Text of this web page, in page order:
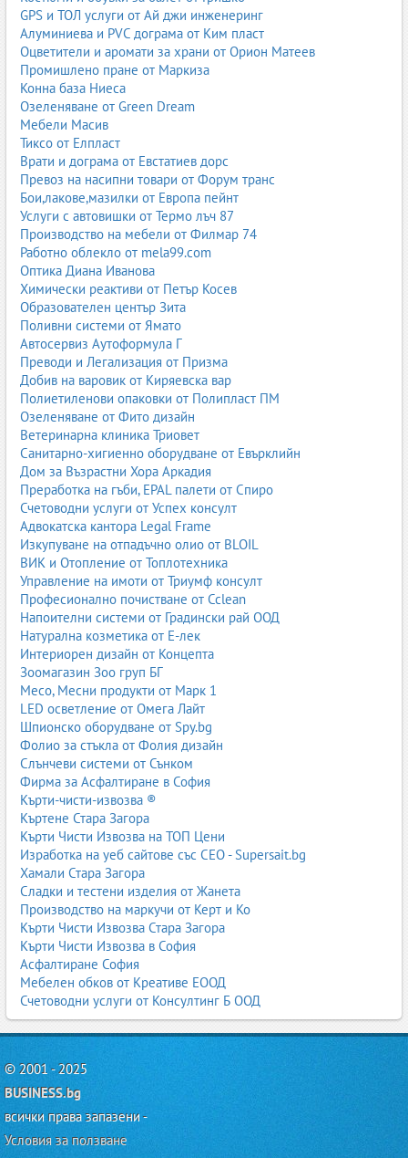
GPS и ТОЛ услуги от Ай джи инженеринг
Алуминиева и PVC дограма от Ким пласт
Оцветители и аромати за храни от Орион Матеев
Промишлено пране от Маркиза
Конна база Ниеса
Озеленяване от Green Dream
Мебели Масив
Тиксо от Елпласт
Врати и дограма от Евстатиев дорс
Превоз на насипни товари от Форум транс
Бои,лакове,мазилки от Европа пейнт
Услуги с автовишки от Термо лъч 87
Производство на мебели от Филмар 74
Работно облекло от mela99.com
Оптика Диана Иванова
Химически реактиви от Петър Косев
Образователен център Зита
Поливни системи от Ямато
Автосервиз Аутоформула Г
Преводи и Легализация от Призма
Добив на варовик от Киряевска вар
Полиетиленови опаковки от Полипласт ПМ
Озеленяване от Фито дизайн
Ветеринарна клиника Триовет
Санитарно-хигиенно оборудване от Евърклийн
Дом за Възрастни Хора Аркадия
Преработка на гъби, EPAL палети от Спиро
Счетоводни услуги от Успех консулт
Адвокатска кантора Legal Frame
Изкупуване на отпадъчно олио от BLOIL
ВИК и Отопление от Топлотехника
Управление на имоти от Триумф консулт
Професионално почистване от Cclean
Напоителни системи от Градински рай ООД
Натурална козметика от Е-лек
Интериорен дизайн от Концепта
Зоомагазин Зоо груп БГ
Месо, Месни продукти от Марк 1
LED осветление от Омега Лайт
Шпионско оборудване от Spy.bg
Фолио за стъкла от Фолия дизайн
Слънчеви системи от Сънком
Фирма за Асфалтиране в София
Кърти-чисти-извозва ®
Къртене Стара Загора
Кърти Чисти Извозва на ТОП Цени
Изработка на уеб сайтове със СЕО - Supersait.bg
Хамали Стара Загора
Сладки и тестени изделия от Жанета
Производство на маркучи от Керт и Ко
Кърти Чисти Извозва Стара Загора
Кърти Чисти Извозва в София
Асфалтиране София
Мебелен обков от Креативе ЕООД
Счетоводни услуги от Консултинг Б ООД
© 2001 - 2025
BUSINESS.bg
всички права запазени -
Условия за ползване